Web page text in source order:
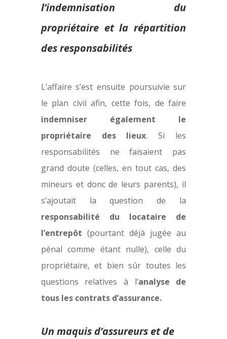
l’indemnisation du
propriétaire et la répartition
des responsabilités
L’affaire s’est ensuite poursuivie sur
le plan civil afin, cette fois, de faire
indemniser également le
propriétaire des lieux. Si les
responsabilités ne faisaient pas
grand doute (celles, en tout cas, des
mineurs et donc de leurs parents), il
s’ajoutait la question de la
responsabilité du locataire de
l’entrepôt (pourtant déjà jugée au
pénal comme étant nulle), celle du
propriétaire, et bien sûr toutes les
questions relatives à l’analyse de
tous les contrats d’assurance.
Un maquis d’assureurs et de